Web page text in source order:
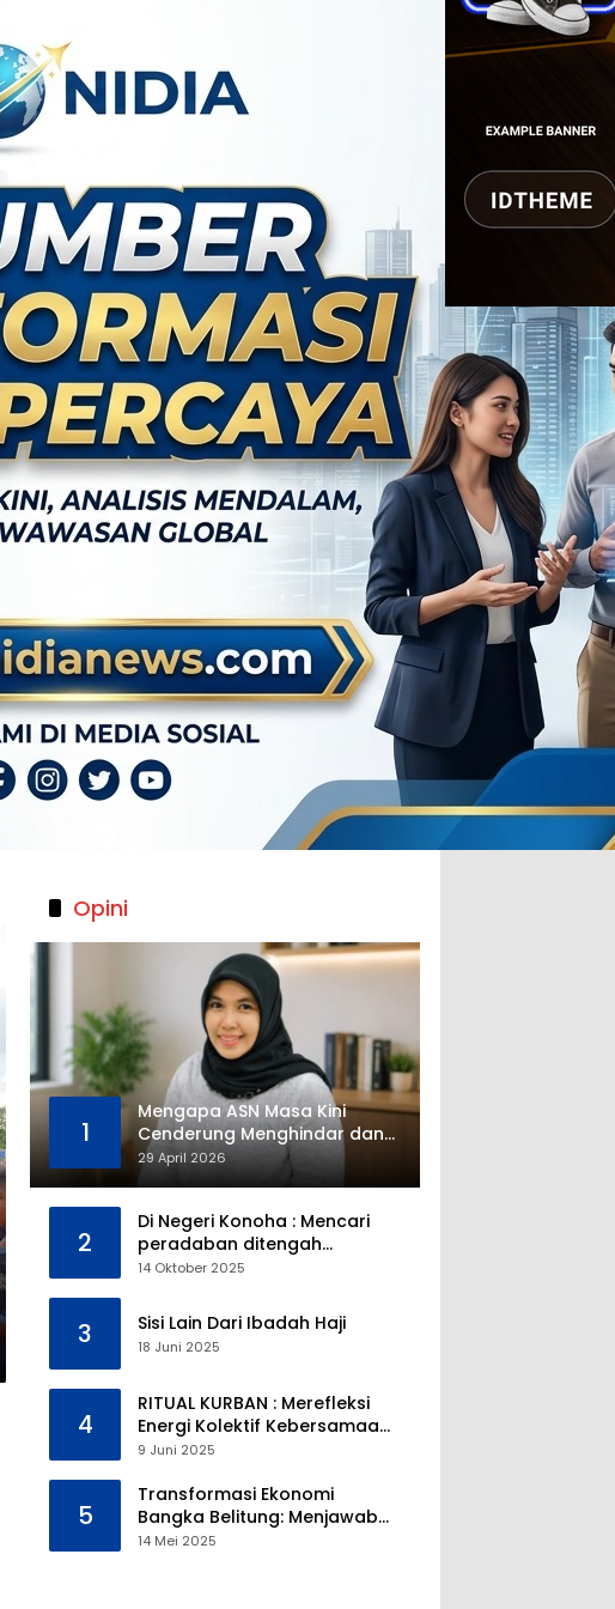
Opini
1
Mengapa ASN Masa Kini
Cenderung Menghindar dan
Gak Mau Jadi Pejabat?
29 April 2026
2
Di Negeri Konoha : Mencari
peradaban ditengah
kekosongan pendidikan
14 Oktober 2025
3 Sisi Lain Dari Ibadah Haji
18 Juni 2025
4
RITUAL KURBAN : Merefleksi
Energi Kolektif Kebersamaan
dan Mengeliminasi Sifat
9 Juni 2025
5
Transformasi Ekonomi
Bangka Belitung: Menjawab
Tantangan Melalui
14 Mei 2025